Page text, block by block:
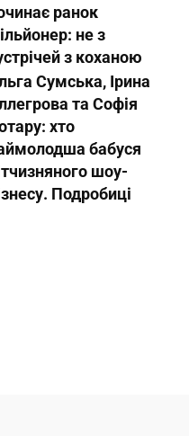
ранок
не з
з коханою
Сумська, Ірина
та Софія
хто
бабуся
шоу-
Подробиці